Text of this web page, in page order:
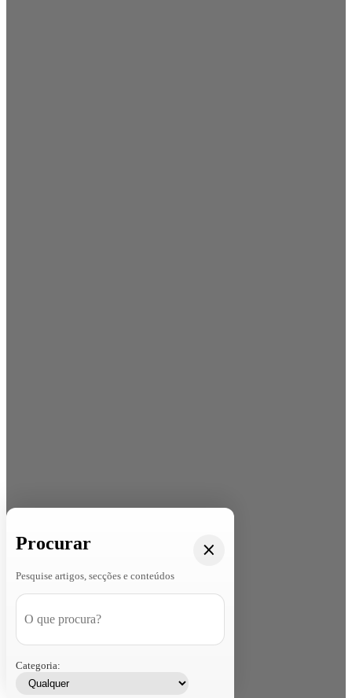
Procurar
Pesquise artigos, secções e conteúdos
Categoria: